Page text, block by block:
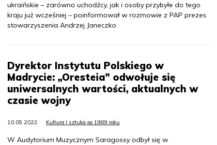
ukraińskie – zarówno uchodźcy, jak i osoby przybyłe do tego
kraju już wcześniej – poinformował w rozmowie z PAP prezes
stowarzyszenia Andrzej Janeczko.
Dyrektor Instytutu Polskiego w
Madrycie: „Oresteia” odwołuje się
uniwersalnych wartości, aktualnych w
czasie wojny
10.05.2022 Kultura i sztuka po 1989 roku
W Audytorium Muzycznym Saragossy odbył się w